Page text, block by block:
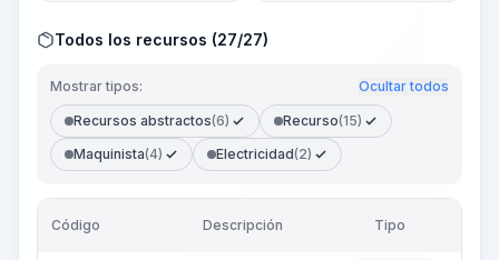
Todos los recursos (27/27)
Mostrar tipos: Ocultar todos
Recursos abstractos(6) Recurso(15)
Maquinista(4) Electricidad(2)
Código Descripción Tipo